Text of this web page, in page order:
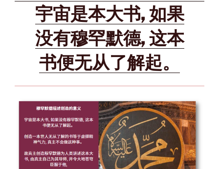
宇宙是本大书, 如果
没有穆罕默德, 这本
书便无从了解起。